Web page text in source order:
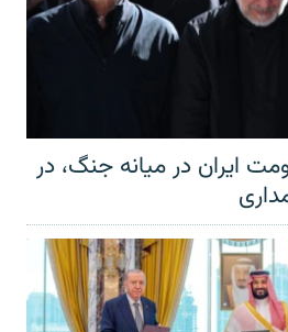
ایران در میانه جنگ، در